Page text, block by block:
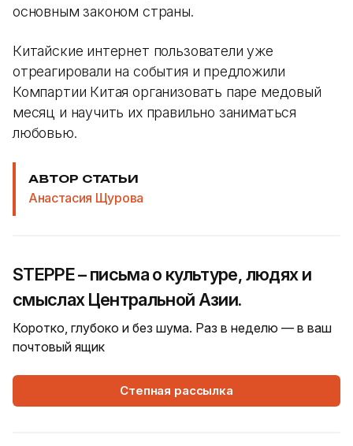
основным законом страны.
Китайские интернет пользователи уже
отреагировали на события и предложили
Компартии Китая организовать паре медовый
месяц и научить их правильно заниматься
любовью.
АВТОР СТАТЬИ
Анастасия Щурова
STEPPE – письма о культуре, людях и
смыслах Центральной Азии.
Коротко, глубоко и без шума. Раз в неделю — в ваш
почтовый ящик
Степная рассылка